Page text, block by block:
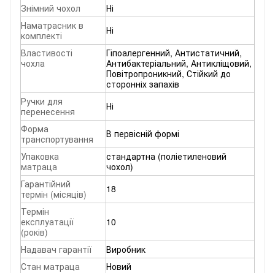
Знімний чохол
Ні
Наматрасник в
комплекті
Ні
Властивості
чохла
Гіпоалергенний, Антистатичний,
Антибактеріальний, Антикліщовий,
Повітропроникний, Стійкий до
сторонніх запахів
Ручки для
перенесення
Ні
Форма
транспортування
В первісній формі
Упаковка
матраца
стандартна (поліетиленовий
чохол)
Гарантійний
термін (місяців)
18
Термін
експлуатації
(років)
10
Надавач гарантії
Виробник
Стан матраца
Новий